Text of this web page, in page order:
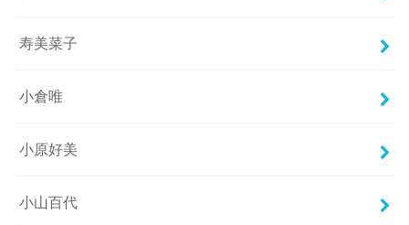
寿美菜子
小倉唯
小原好美
小山百代